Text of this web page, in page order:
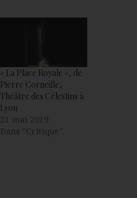
« La Place Royale », de
Pierre Corneille,
Théâtre des Célestins à
Lyon
21 mai 2019
Dans "Critique"